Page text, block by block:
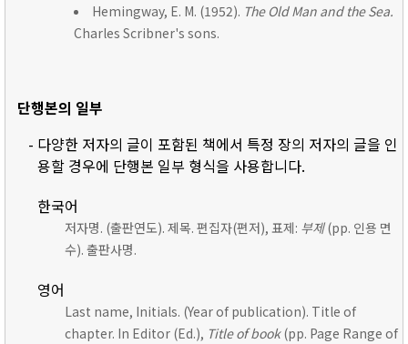
Hemingway, E. M. (1952). The Old Man and the Sea.
Charles Scribner's sons.
단행본의 일부
- 다양한 저자의 글이 포함된 책에서 특정 장의 저자의 글을 인
용할 경우에 단행본 일부 형식을 사용합니다.
한국어
저자명. (출판연도). 제목. 편집자(편저), 표제: 부제(pp. 인용 면
수). 출판사명.
영어
Last name, Initials. (Year of publication). Title of
chapter. In Editor (Ed.), Title of book(pp. Page Range of